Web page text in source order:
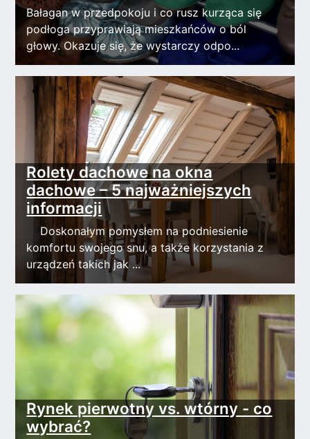
Bałagan w przedpokoju i co rusz kurząca się
podłoga przyprawiają mieszkańców o ból
głowy. Okazuje się, że wystarczy odpo...
Rolety dachowe na okna
dachowe – 5 najważniejszych
informacji
Doskonałym pomysłem na podniesienie
komfortu swojego snu, a także korzystania z
urządzeń takich jak ...
Rynek pierwotny vs. wtórny - co
wybrać?